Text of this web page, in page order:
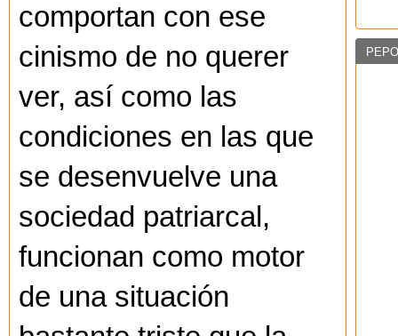
comportan con ese
cinismo de no querer
ver, así como las
condiciones en las que
se desenvuelve una
sociedad patriarcal,
funcionan como motor
de una situación